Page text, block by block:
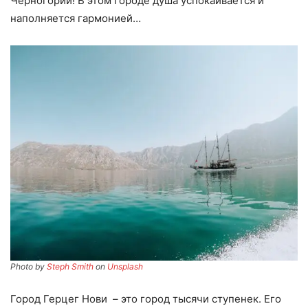
наполняется гармонией…
Photo by Steph Smith on Unsplash
Город Герцег Нови – это город тысячи ступенек. Его